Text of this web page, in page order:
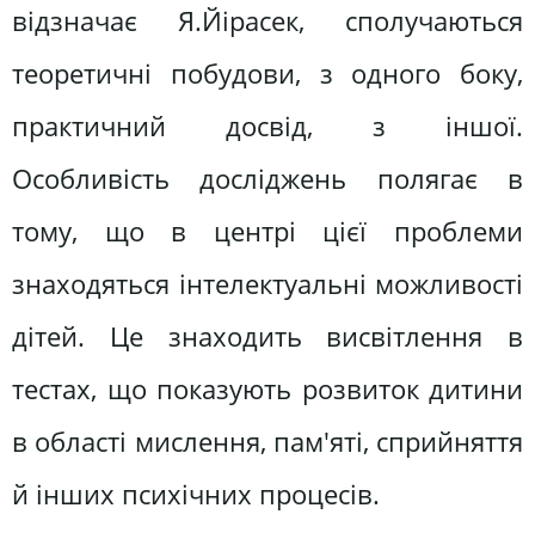
відзначає Я.Йірасек, сполучаються
теоретичні побудови, з одного боку,
практичний досвід, з іншої.
Особливість досліджень полягає в
тому, що в центрі цієї проблеми
знаходяться інтелектуальні можливості
дітей. Це знаходить висвітлення в
тестах, що показують розвиток дитини
в області мислення, пам'яті, сприйняття
й інших психічних процесів.